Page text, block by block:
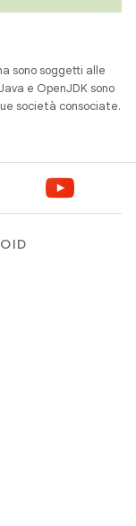
sono soggetti alle
e OpenJDK sono
società consociate.